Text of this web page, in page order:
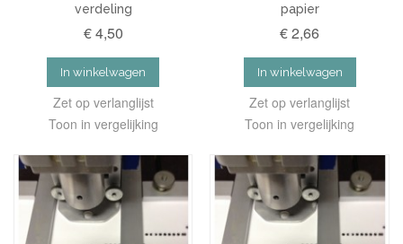
verdeling
€ 4,50
In winkelwagen
Zet op verlanglijst
Toon in vergelijking
papier
€ 2,66
In winkelwagen
Zet op verlanglijst
Toon in vergelijking